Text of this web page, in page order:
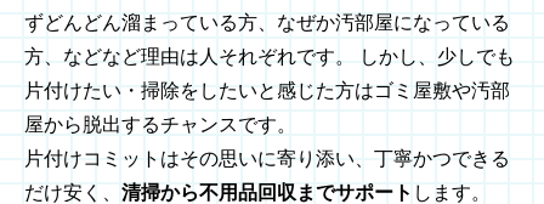
ずどんどん溜まっている方、なぜか汚部屋になっている
方、などなど理由は人それぞれです。 しかし、少しでも
片付けたい・掃除をしたいと感じた方はゴミ屋敷や汚部
屋から脱出するチャンスです。
片付けコミットはその思いに寄り添い、丁寧かつできる
だけ安く、 清掃から不用品回収までサポート します。